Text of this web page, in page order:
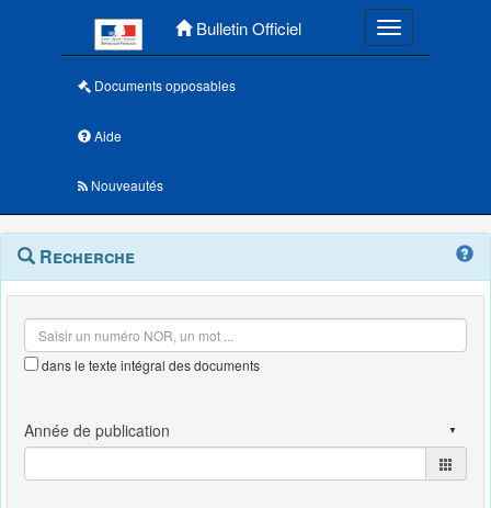
Bulletin Officiel Toggle
Documents opposables
Aide
Nouveautés
Navigation
outils
Menu
contextuel
Recherche
dans le texte intégral des documents